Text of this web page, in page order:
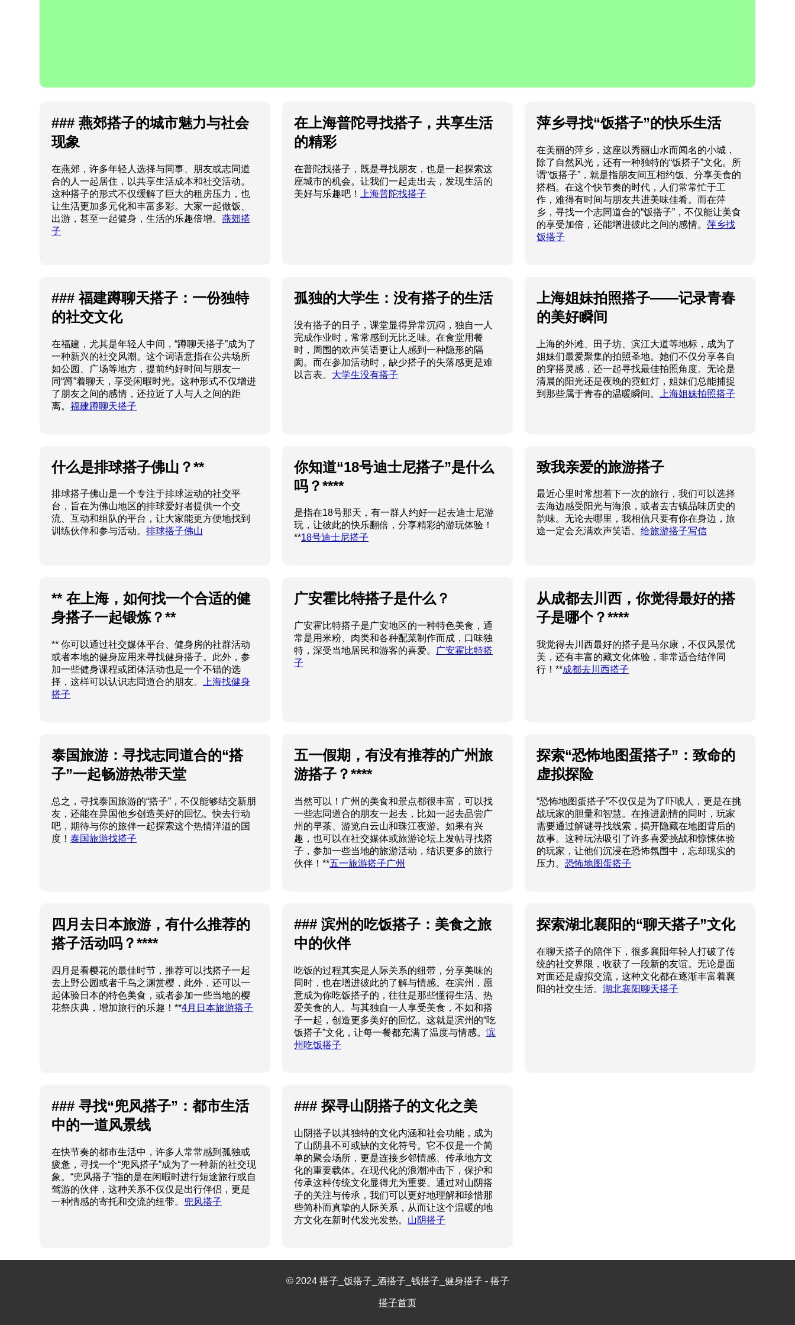
### 燕郊搭子的城市魅力与社会
现象
在燕郊，许多年轻人选择与同事、朋友或志同道
合的人一起居住，以共享生活成本和社交活动。
这种搭子的形式不仅缓解了巨大的租房压力，也
让生活更加多元化和丰富多彩。大家一起做饭、
出游，甚至一起健身，生活的乐趣倍增。燕郊搭
子
在上海普陀寻找搭子，共享生活
的精彩
在普陀找搭子，既是寻找朋友，也是一起探索这
座城市的机会。让我们一起走出去，发现生活的
美好与乐趣吧！
上海普陀找搭子
萍乡寻找“饭搭子”的快乐生活
在美丽的萍乡，这座以秀丽山水而闻名的小城，
除了自然风光，还有一种独特的“饭搭子”文化。所
谓“饭搭子”，就是指朋友间互相约饭、分享美食的
搭档。在这个快节奏的时代，人们常常忙于工
作，难得有时间与朋友共进美味佳肴。而在萍
乡，寻找一个志同道合的“饭搭子”，不仅能让美食
的享受加倍，还能增进彼此之间的感情。 萍乡找
饭搭子
### 福建蹲聊天搭子：一份独特
的社交文化
在福建，尤其是年轻人中间，“蹲聊天搭子”成为了
一种新兴的社交风潮。这个词语意指在公共场所
如公园、广场等地方，提前约好时间与朋友一
同“蹲”着聊天，享受闲暇时光。这种形式不仅增进
了朋友之间的感情，还拉近了人与人之间的距
离。福建蹲聊天搭子
孤独的大学生：没有搭子的生活
没有搭子的日子，课堂显得异常沉闷，独自一人
完成作业时，常常感到无比乏味。在食堂用餐
时，周围的欢声笑语更让人感到一种隐形的隔
阂。而在参加活动时，缺少搭子的失落感更是难
以言表。 大学生没有搭子
上海姐妹拍照搭子——记录青春
的美好瞬间
上海的外滩、田子坊、滨江大道等地标，成为了
姐妹们最爱聚集的拍照圣地。她们不仅分享各自
的穿搭灵感，还一起寻找最佳拍照角度。无论是
清晨的阳光还是夜晚的霓虹灯，姐妹们总能捕捉
到那些属于青春的温暖瞬间。
上海姐妹拍照搭子
什么是排球搭子佛山？**
排球搭子佛山是一个专注于排球运动的社交平
台，旨在为佛山地区的排球爱好者提供一个交
流、互动和组队的平台，让大家能更方便地找到
训练伙伴和参与活动。排球搭子佛山
你知道“18号迪士尼搭子”是什么
吗？****
是指在18号那天，有一群人约好一起去迪士尼游
玩，让彼此的快乐翻倍，分享精彩的游玩体验！
**18号迪士尼搭子
致我亲爱的旅游搭子
最近心里时常想着下一次的旅行，我们可以选择
去海边感受阳光与海浪，或者去古镇品味历史的
韵味。无论去哪里，我相信只要有你在身边，旅
途一定会充满欢声笑语。 给旅游搭子写信
** 在上海，如何找一个合适的健
身搭子一起锻炼？**
** 你可以通过社交媒体平台、健身房的社群活动
或者本地的健身应用来寻找健身搭子。此外，参
加一些健身课程或团体活动也是一个不错的选
择，这样可以认识志同道合的朋友。
上海找健身
搭子
广安霍比特搭子是什么？
广安霍比特搭子是广安地区的一种特色美食，通
常是用米粉、肉类和各种配菜制作而成，口味独
特，深受当地居民和游客的喜爱。
广安霍比特搭
子
从成都去川西，你觉得最好的搭
子是哪个？****
我觉得去川西最好的搭子是马尔康，不仅风景优
美，还有丰富的藏文化体验，非常适合结伴同
行！**成都去川西搭子
泰国旅游：寻找志同道合的“搭
子”一起畅游热带天堂
总之，寻找泰国旅游的“搭子”，不仅能够结交新朋
友，还能在异国他乡创造美好的回忆。快去行动
吧，期待与你的旅伴一起探索这个热情洋溢的国
度！泰国旅游找搭子
五一假期，有没有推荐的广州旅
游搭子？****
当然可以！广州的美食和景点都很丰富，可以找
一些志同道合的朋友一起去，比如一起去品尝广
州的早茶、游览白云山和珠江夜游。如果有兴
趣，也可以在社交媒体或旅游论坛上发帖寻找搭
子，参加一些当地的旅游活动，结识更多的旅行
伙伴！**五一旅游搭子广州
探索“恐怖地图蛋搭子”：致命的
虚拟探险
“恐怖地图蛋搭子”不仅仅是为了吓唬人，更是在挑
战玩家的胆量和智慧。在推进剧情的同时，玩家
需要通过解谜寻找线索，揭开隐藏在地图背后的
故事。这种玩法吸引了许多喜爱挑战和惊悚体验
的玩家，让他们沉浸在恐怖氛围中，忘却现实的
压力。 恐怖地图蛋搭子
四月去日本旅游，有什么推荐的
搭子活动吗？****
四月是看樱花的最佳时节，推荐可以找搭子一起
去上野公园或者千鸟之渊赏樱，此外，还可以一
起体验日本的特色美食，或者参加一些当地的樱
花祭庆典，增加旅行的乐趣！**4月日本旅游搭子
### 滨州的吃饭搭子：美食之旅
中的伙伴
吃饭的过程其实是人际关系的纽带，分享美味的
同时，也在增进彼此的了解与情感。在滨州，愿
意成为你吃饭搭子的，往往是那些懂得生活、热
爱美食的人。与其独自一人享受美食，不如和搭
子一起，创造更多美好的回忆。这就是滨州的“吃
饭搭子”文化，让每一餐都充满了温度与情感。滨
州吃饭搭子
探索湖北襄阳的“聊天搭子”文化
在聊天搭子的陪伴下，很多襄阳年轻人打破了传
统的社交界限，收获了一段新的友谊。无论是面
对面还是虚拟交流，这种文化都在逐渐丰富着襄
阳的社交生活。 湖北襄阳聊天搭子
### 寻找“兜风搭子”：都市生活
中的一道风景线
在快节奏的都市生活中，许多人常常感到孤独或
疲惫，寻找一个“兜风搭子”成为了一种新的社交现
象。“兜风搭子”指的是在闲暇时进行短途旅行或自
驾游的伙伴，这种关系不仅仅是出行伴侣，更是
一种情感的寄托和交流的纽带。
兜风搭子
### 探寻山阴搭子的文化之美
山阴搭子以其独特的文化内涵和社会功能，成为
了山阴县不可或缺的文化符号。它不仅是一个简
单的聚会场所，更是连接乡邻情感、传承地方文
化的重要载体。在现代化的浪潮冲击下，保护和
传承这种传统文化显得尤为重要。通过对山阴搭
子的关注与传承，我们可以更好地理解和珍惜那
些简朴而真挚的人际关系，从而让这个温暖的地
方文化在新时代发光发热。 山阴搭子
© 2024 搭子_饭搭子_酒搭子_钱搭子_健身搭子 - 搭子
搭子首页